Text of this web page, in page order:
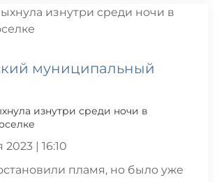
муниципальный
изнутри среди ночи в
| 16:10
пламя, но было уже